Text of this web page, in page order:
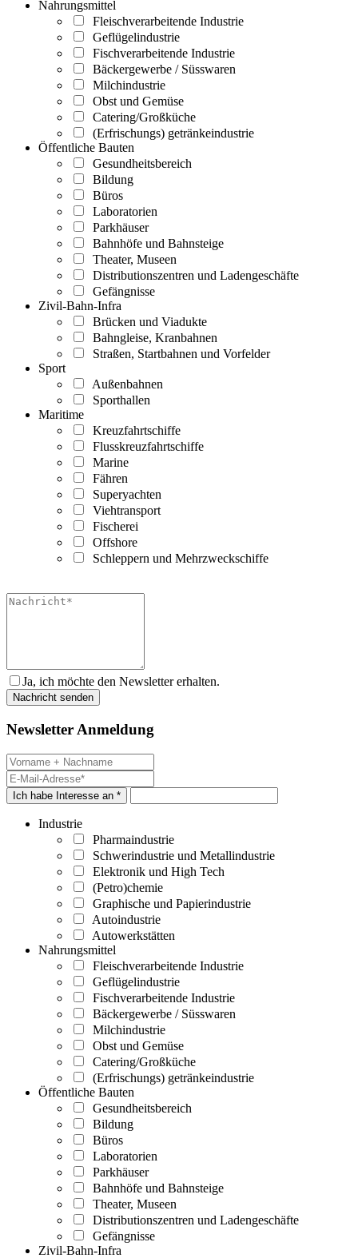
Nahrungsmittel
Fleischverarbeitende Industrie
Geflügelindustrie
Fischverarbeitende Industrie
Bäckergewerbe / Süsswaren
Milchindustrie
Obst und Gemüse
Catering/Großküche
(Erfrischungs) getränkeindustrie
Öffentliche Bauten
Gesundheitsbereich
Bildung
Büros
Laboratorien
Parkhäuser
Bahnhöfe und Bahnsteige
Theater, Museen
Distributionszentren und Ladengeschäfte
Gefängnisse
Zivil-Bahn-Infra
Brücken und Viadukte
Bahngleise, Kranbahnen
Straßen, Startbahnen und Vorfelder
Sport
Außenbahnen
Sporthallen
Maritime
Kreuzfahrtschiffe
Flusskreuzfahrtschiffe
Marine
Fähren
Superyachten
Viehtransport
Fischerei
Offshore
Schleppern und Mehrzweckschiffe
Ja, ich möchte den Newsletter erhalten.
Newsletter Anmeldung
Ich habe Interesse an *
Industrie
Pharmaindustrie
Schwerindustrie und Metallindustrie
Elektronik und High Tech
(Petro)chemie
Graphische und Papierindustrie
Autoindustrie
Autowerkstätten
Nahrungsmittel
Fleischverarbeitende Industrie
Geflügelindustrie
Fischverarbeitende Industrie
Bäckergewerbe / Süsswaren
Milchindustrie
Obst und Gemüse
Catering/Großküche
(Erfrischungs) getränkeindustrie
Öffentliche Bauten
Gesundheitsbereich
Bildung
Büros
Laboratorien
Parkhäuser
Bahnhöfe und Bahnsteige
Theater, Museen
Distributionszentren und Ladengeschäfte
Gefängnisse
Zivil-Bahn-Infra